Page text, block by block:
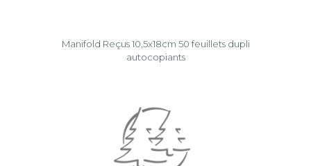
Manifold Reçus 10,5x18cm 50 feuillets dupli
autocopiants